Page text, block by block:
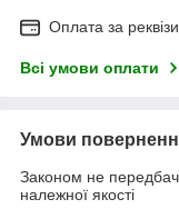
Оплата за
Всі умови оплати
Умови
Законом не
належної якості